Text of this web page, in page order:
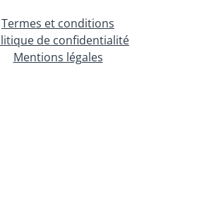
Termes et conditions
de confidentialité
Mentions légales